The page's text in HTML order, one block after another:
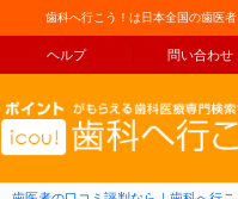
歯科へ行こう！は日本全国の歯医
ヘルプ 問い合わせ